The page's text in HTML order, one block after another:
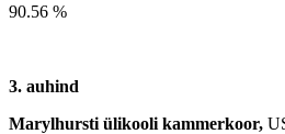
90.56 %
3. auhind
Marylhursti ülikooli kammerkoor,